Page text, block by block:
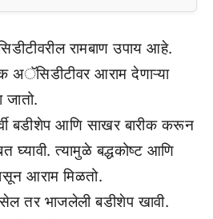
रामबाण उपाय आहे.
अॅसिडीटीवर आराम देणाऱ्या
बडीशेप आणि साखर बारीक करून
घ्यावी. त्यामुळे बद्धकोष्ट आणि
आराम मिळतो.
तर भाजलेली बडीशेप खावी.